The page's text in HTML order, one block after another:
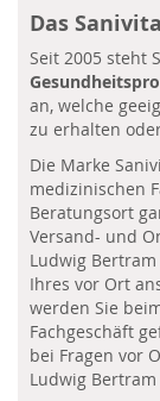
Das
Seit 2005 steht
an, welche
zu erhalten
Die Marke
medizinischen
Beratungsort
Versand- und
Ludwig
Ihres vor Ort
werden Sie
Fachgeschäft
bei Fragen vor
Ludwig